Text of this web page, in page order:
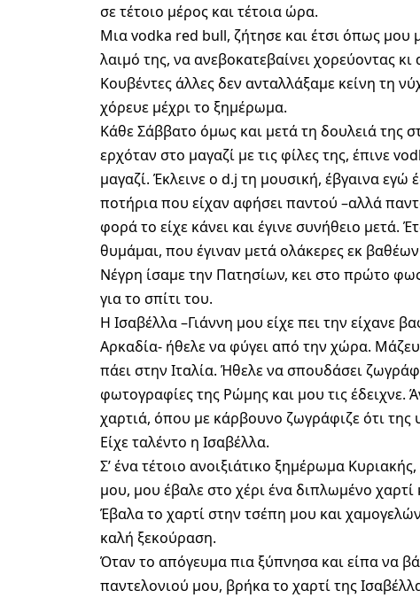
σε τέτοιο μέρος και τέτοια ώρα.
Μια vodka red bull, ζήτησε και έτσι όπως μου
λαιμό της, να ανεβοκατεβαίνει χορεύοντας
Κουβέντες άλλες δεν ανταλλάξαμε κείνη τη
χόρευε μέχρι το ξημέρωμα.
Κάθε Σάββατο όμως και μετά τη δουλειά της
ερχόταν στο μαγαζί με τις φίλες της, έπινε
μαγαζί. Έκλεινε ο d.j τη μουσική, έβγαινα
ποτήρια που είχαν αφήσει παντού –αλλά
φορά το είχε κάνει και έγινε συνήθειο μετά.
θυμάμαι, που έγιναν μετά ολάκερες εκ
Νέγρη ίσαμε την Πατησίων, κει στο πρώτο
για το σπίτι του.
Η Ισαβέλλα –Γιάννη μου είχε πει την είχανε
Αρκαδία- ήθελε να φύγει από την χώρα.
πάει στην Ιταλία. Ήθελε να σπουδάσει
φωτογραφίες της Ρώμης και μου τις έδειχνε.
χαρτιά, όπου με κάρβουνο ζωγράφιζε ότι
Είχε ταλέντο η Ισαβέλλα.
Σ’ ένα τέτοιο ανοιξιάτικο ξημέρωμα
μου, μου έβαλε στο χέρι ένα διπλωμένο
Έβαλα το χαρτί στην τσέπη μου και
καλή ξεκούραση.
Όταν το απόγευμα πια ξύπνησα και είπα να
παντελονιού μου, βρήκα το χαρτί της